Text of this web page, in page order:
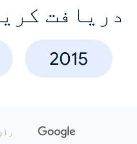
دریافت
2015